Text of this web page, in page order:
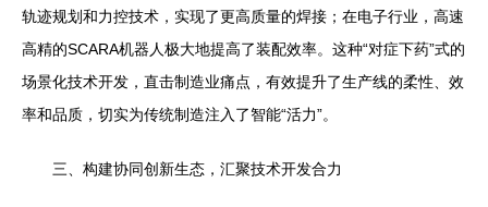
轨迹规划和力控技术，实现了更高质量的焊接；在电子行业，高速
高精的SCARA机器人极大地提高了装配效率。这种“对症下药”式的
场景化技术开发，直击制造业痛点，有效提升了生产线的柔性、效
率和品质，切实为传统制造注入了智能“活力”。
三、构建协同创新生态，汇聚技术开发合力